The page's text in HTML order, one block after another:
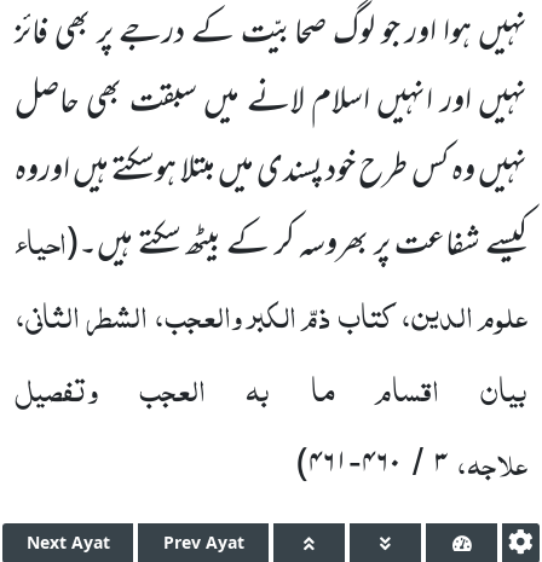
نہیں ہوا اور جو لوگ صحابیّت کے درجے پر بھی فائز
نہیں اور انہیں اسلام لانے میں سبقت بھی حاصل
نہیں وہ کس طرح خود پسندی میں مبتلا ہوسکتے ہیں اوروہ
کیسے شفاعت پر بھروسہ کر کے بیٹھ سکتے ہیں۔(احیاء
علوم الدین، کتاب ذمّ الکبر والعجب، الشطر الثانی،
بیان اقسام ما بہ العجب وتفصیل
علاجہ،۳ / ۴۶۰-۴۶۱)
Next Ayat Prev Ayat